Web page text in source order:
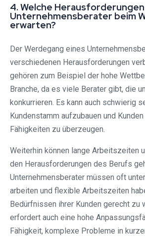
4. Welche
Unternehmensberater beim
erwarten?
Der Werdegang eines
verschiedenen Herausforderungen
gehören zum Beispiel der hohe
Branche, da es viele Berater gibt, die
konkurrieren. Es kann auch schwierig
Kundenstamm aufzubauen und
Fähigkeiten zu überzeugen.
Weiterhin können lange Arbeitszeiten
den Herausforderungen des Berufs
Unternehmensberater müssen oft
arbeiten und flexible Arbeitszeiten
Bedürfnissen ihrer Kunden gerecht zu
erfordert auch eine hohe
Fähigkeit, komplexe Probleme in